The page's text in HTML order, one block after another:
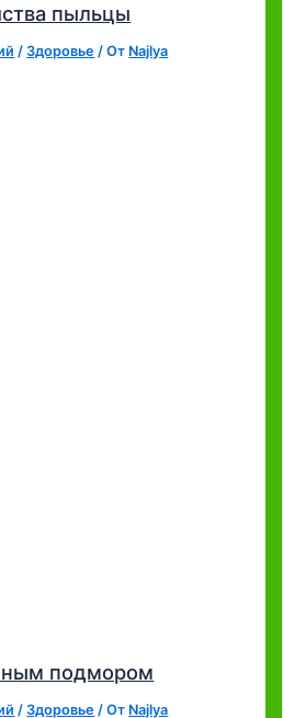
пыльцы
/Здоровье / От Najlya
подмором
/Здоровье / От Najlya